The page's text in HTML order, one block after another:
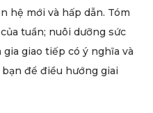
hệ mới và hấp dẫn. Tóm
tuần; nuôi dưỡng sức
giao tiếp có ý nghĩa và
để điều hướng giai